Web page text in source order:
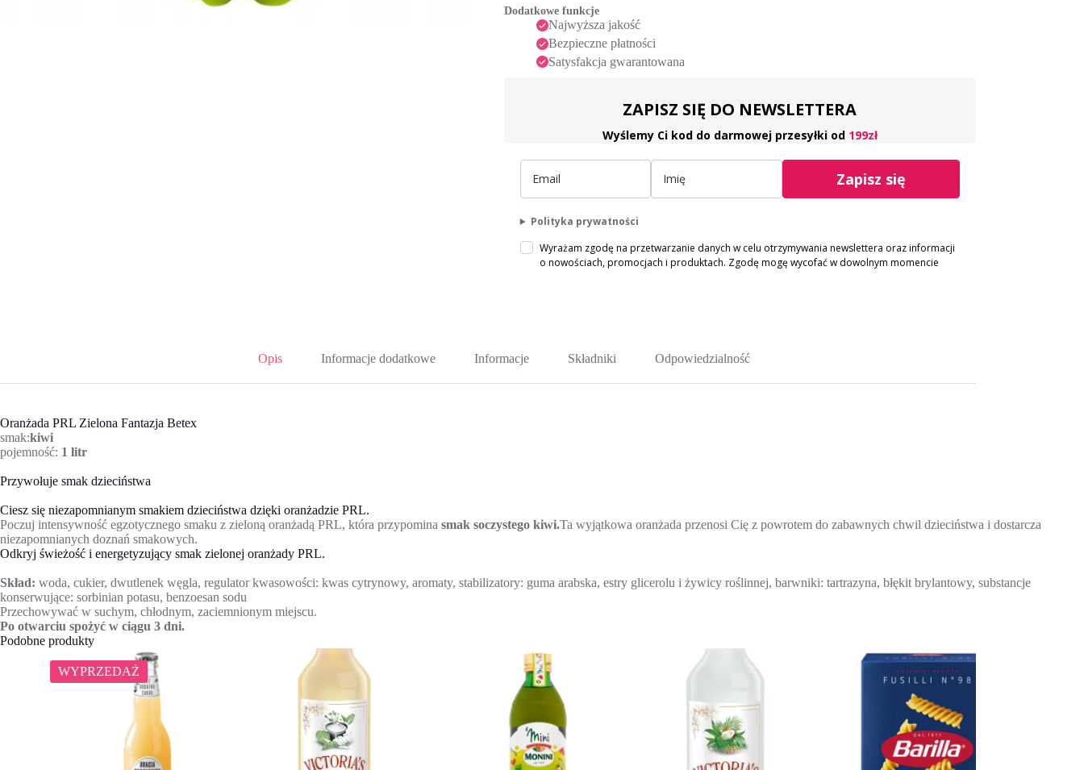
Dodatkowe funkcje
Najwyższa jakość
Bezpieczne płatności
Satysfakcja gwarantowana
ZAPISZ SIĘ DO NEWSLETTERA
Wyślemy Ci kod do darmowej przesyłki od 199zł
Zapisz się
Polityka prywatności
Wyrażam zgodę na przetwarzanie danych w celu otrzymywania newslettera oraz informacji
o nowościach, promocjach i produktach. Zgodę mogę wycofać w dowolnym momencie
Opis Informacje dodatkowe Informacje Składniki Odpowiedzialność
Oranżada PRL Zielona Fantazja Betex
smak:kiwi
pojemność: 1 litr
Przywołuje smak dzieciństwa
Ciesz się niezapomnianym smakiem dzieciństwa dzięki oranżadzie PRL.
Poczuj intensywność egzotycznego smaku z zieloną oranżadą PRL, która przypomina smak soczystego kiwi.Ta wyjątkowa oranżada przenosi Cię z powrotem do zabawnych chwil dzieciństwa i dostarcza
niezapomnianych doznań smakowych.
Odkryj świeżość i energetyzujący smak zielonej oranżady PRL.
Skład: woda, cukier, dwutlenek węgla, regulator kwasowości: kwas cytrynowy, aromaty, stabilizatory: guma arabska, estry glicerolu i żywicy roślinnej, barwniki: tartrazyna, błękit brylantowy, substancje
konserwujące: sorbinian potasu, benzoesan sodu
Przechowywać w suchym, chłodnym, zaciemnionym miejscu.
Po otwarciu spożyć w ciągu 3 dni.
Podobne produkty
WYPRZEDAŻ